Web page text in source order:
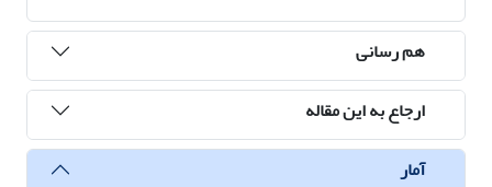
هم رسانی
ارجاع به این مقاله
آمار